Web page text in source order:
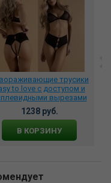
трусики
to love с доступом и
вырезами
размер 2XL/3XL, 06687
1238 руб.
В КОРЗИНУ